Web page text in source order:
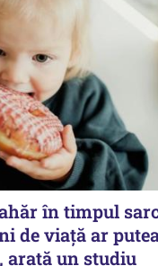
în timpul
de viață ar
arată un studiu